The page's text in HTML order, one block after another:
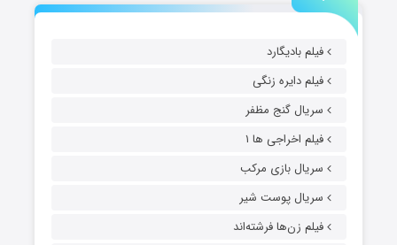
فیلم بادیگارد
فیلم دایره زنگی
سریال گنج مظفر
فیلم اخراجی ها ۱
سریال بازی مرکب
سریال پوست شیر
فیلم زن‌ها فرشته‌اند